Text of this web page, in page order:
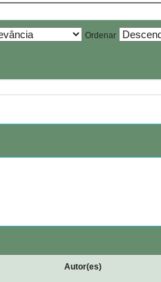
Ordenar
Autor(es)